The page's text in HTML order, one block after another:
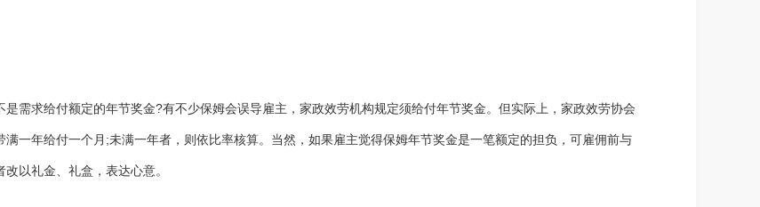
需求给付额定的年节奖金?有不少保姆会误导雇主，家政效劳机构规定须给付年节奖金。但实际上，家政效劳协会
一年给付一个月;未满一年者，则依比率核算。当然，如果雇主觉得保姆年节奖金是一笔额定的担负，可雇佣前与
以礼金、礼盒，表达心意。